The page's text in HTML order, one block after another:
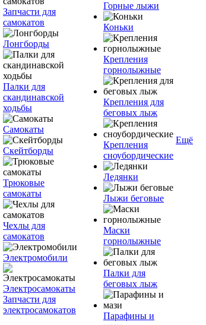
Запчасти для
самокатов
Лонгборды
Палки для
скандинавской
ходьбы
Самокаты
Скейтборды
Трюковые
самокаты
Чехлы для
самокатов
Электромобили
Электросамокаты
Запчасти для
электросамокатов
Горные лыжи
Коньки
Крепления
горнолыжные
Крепления для
беговых лыж
Крепления
сноубордические
Ледянки
Лыжи беговые
Маски
горнолыжные
Палки для
беговых лыж
Парафины и
Ещё